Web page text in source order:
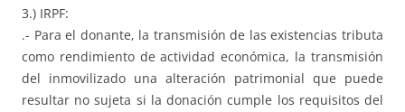
3.) IRPF:
.- Para el donante, la transmisión de las existencias tributa
como rendimiento de actividad económica, la transmisión
del inmovilizado una alteración patrimonial que puede
resultar no sujeta si la donación cumple los requisitos del